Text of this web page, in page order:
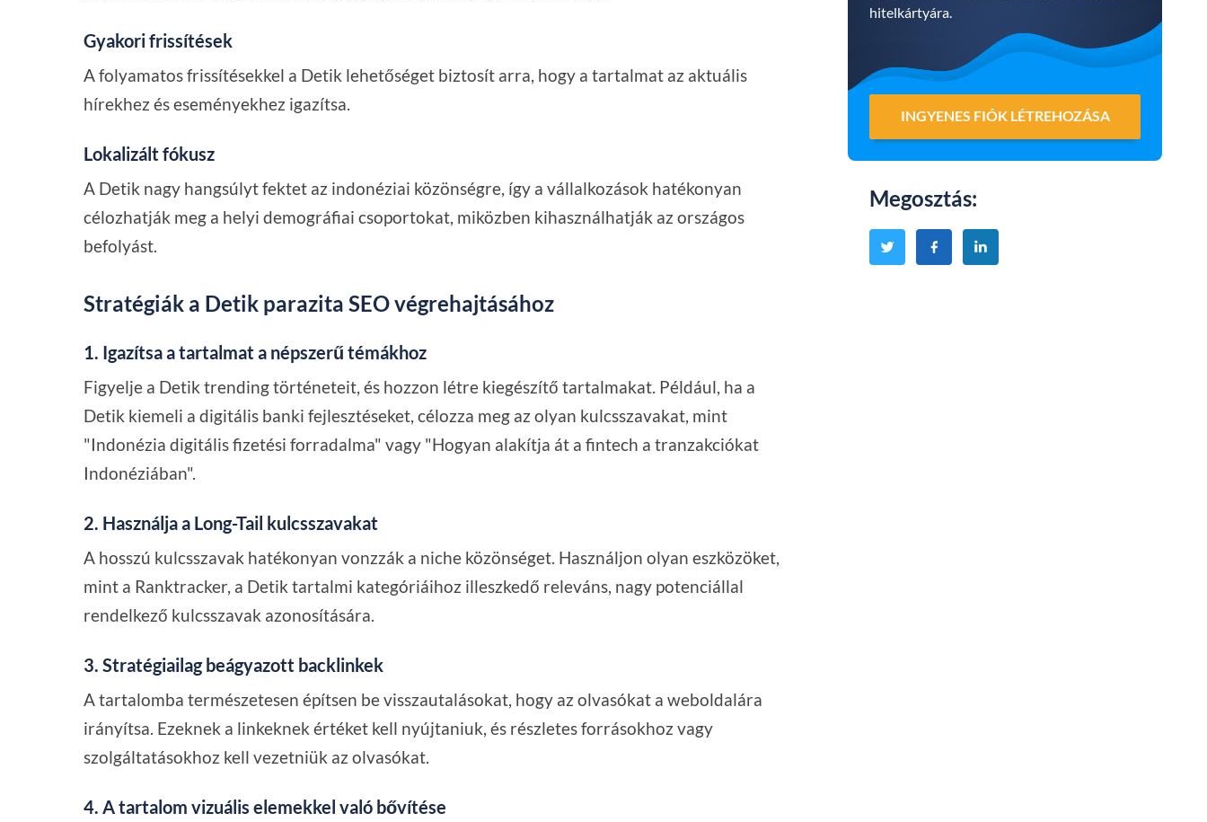
Gyakori frissítések
A folyamatos frissítésekkel a Detik lehetőséget biztosít arra, hogy a tartalmat az aktuális
hírekhez és eseményekhez igazítsa.
Lokalizált fókusz
A Detik nagy hangsúlyt fektet az indonéziai közönségre, így a vállalkozások hatékonyan
célozhatják meg a helyi demográfiai csoportokat, miközben kihasználhatják az országos
befolyást.
Stratégiák a Detik parazita SEO végrehajtásához
1. Igazítsa a tartalmat a népszerű témákhoz
Figyelje a Detik trending történeteit, és hozzon létre kiegészítő tartalmakat. Például, ha a
Detik kiemeli a digitális banki fejlesztéseket, célozza meg az olyan kulcsszavakat, mint
"Indonézia digitális fizetési forradalma" vagy "Hogyan alakítja át a fintech a tranzakciókat
Indonéziában".
2. Használja a Long-Tail kulcsszavakat
A hosszú kulcsszavak hatékonyan vonzzák a niche közönséget. Használjon olyan eszközöket,
mint a Ranktracker, a Detik tartalmi kategóriáihoz illeszkedő releváns, nagy potenciállal
rendelkező kulcsszavak azonosítására.
3. Stratégiailag beágyazott backlinkek
A tartalomba természetesen építsen be visszautalásokat, hogy az olvasókat a weboldalára
irányítsa. Ezeknek a linkeknek értéket kell nyújtaniuk, és részletes forrásokhoz vagy
szolgáltatásokhoz kell vezetniük az olvasókat.
4. A tartalom vizuális elemekkel való bővítése
hitelkártyára.
INGYENES FIÓK LÉTREHOZÁSA
Megosztás: